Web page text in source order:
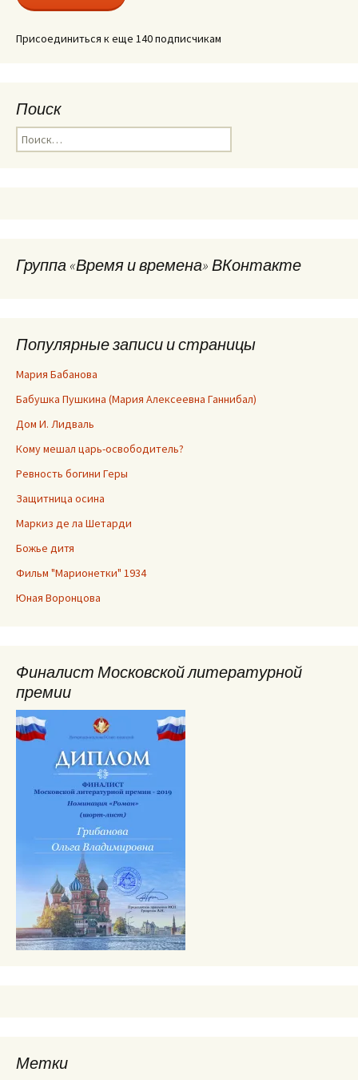
Присоединиться к еще 140 подписчикам
Поиск
Найти:
Группа «Время и времена» ВКонтакте
Популярные записи и страницы
Мария Бабанова
Бабушка Пушкина (Мария Алексеевна Ганнибал)
Дом И. Лидваль
Кому мешал царь-освободитель?
Ревность богини Геры
Защитница осина
Маркиз де ла Шетарди
Божье дитя
Фильм "Марионетки" 1934
Юная Воронцова
Финалист Московской литературной
премии
Метки